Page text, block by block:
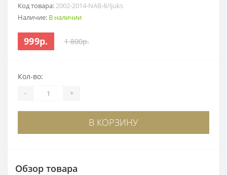
Код товара:2002-2014-NAB-8/ljuks
Наличие: В наличии
999р. 1 800р.
Кол-во:
- +
В КОРЗИНУ
Обзор товара